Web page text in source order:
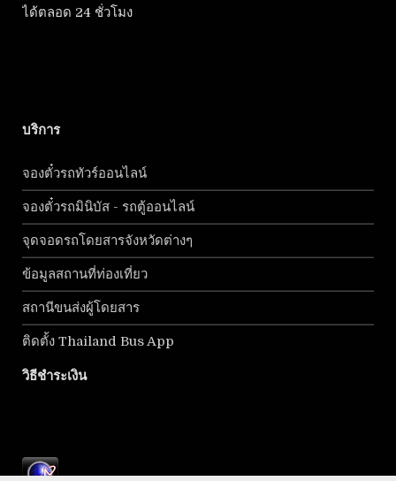
ได้ตลอด 24 ชั่วโมง
บริการ
จองตั๋วรถทัวร์ออนไลน์
จองตั๋วรถมินิบัส - รถตู้ออนไลน์
จุดจอดรถโดยสารจังหวัดต่างๆ
ข้อมูลสถานที่ท่องเที่ยว
สถานีขนส่งผู้โดยสาร
ติดตั้ง Thailand Bus App
วิธีชำระเงิน